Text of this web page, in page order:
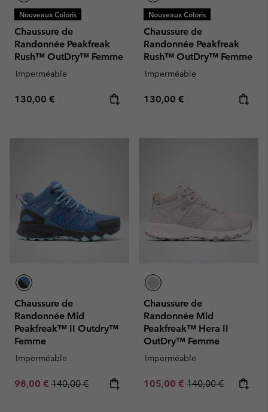
Nouveaux Coloris
Chaussure de
Randonnée Peakfreak
Rush™ OutDry™ Femme
Imperméable
Regular price:
130,00 €
Nouveaux Coloris
Chaussure de
Randonnée Peakfreak
Rush™ OutDry™ Femme
Imperméable
Regular price:
130,00 €
Chaussure de
Randonnée Mid
Peakfreak™ II Outdry™
Femme
Imperméable
Sale price:
98,00 € Regular price:
140,00 €
Chaussure de
Randonnée Mid
Peakfreak™ Hera II
OutDry™ Femme
Imperméable
Sale price:
105,00 € Regular price:
140,00 €